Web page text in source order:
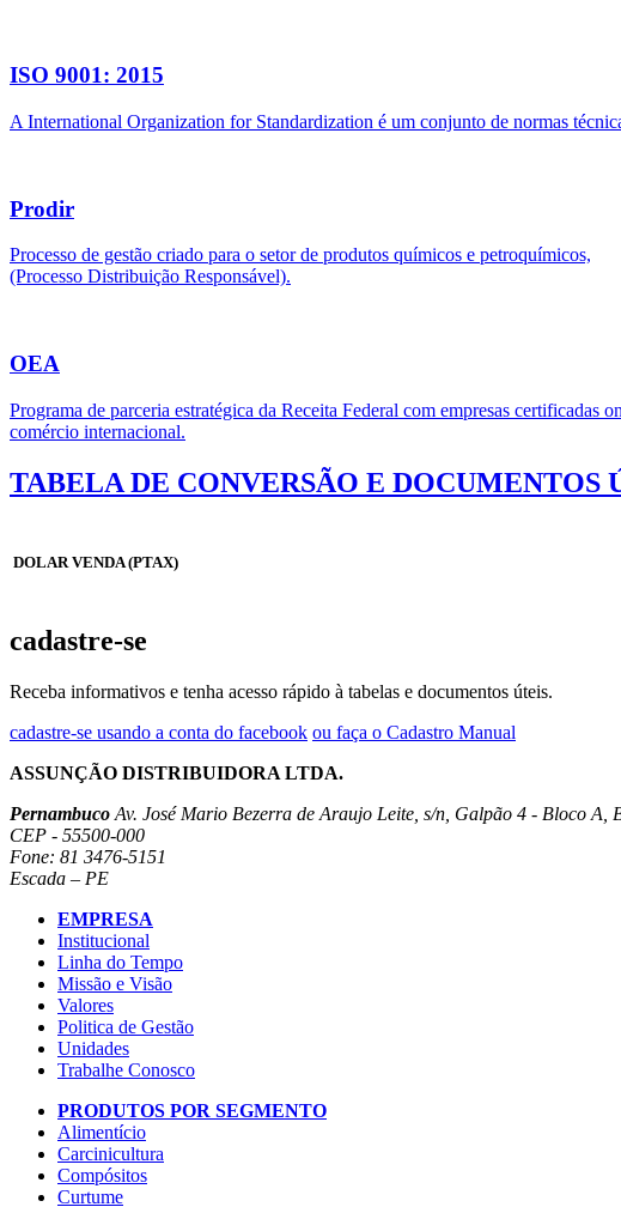
ISO 9001: 2015
A International Organization for Standardization é um conjunto de normas
Prodir
Processo de gestão criado para o setor de produtos químicos e petroquímicos,
(Processo Distribuição Responsável).
OEA
Programa de parceria estratégica da Receita Federal com empresas
comércio internacional.
TABELA DE CONVERSÃO E DOCUMENTOS
DOLAR VENDA (PTAX)
cadastre-se
Receba informativos e tenha acesso rápido à tabelas e documentos úteis.
cadastre-se usando a conta do facebook ou faça o Cadastro Manual
ASSUNÇÃO DISTRIBUIDORA LTDA.
Pernambuco Av. José Mario Bezerra de Araujo Leite, s/n, Galpão 4 - Bloco
CEP - 55500-000
Fone: 81 3476-5151
Escada – PE
EMPRESA
Institucional
Linha do Tempo
Missão e Visão
Valores
Politica de Gestão
Unidades
Trabalhe Conosco
PRODUTOS POR SEGMENTO
Alimentício
Carcinicultura
Compósitos
Curtume